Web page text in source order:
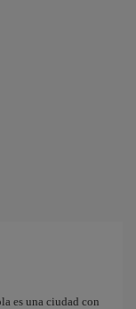
es una ciudad con